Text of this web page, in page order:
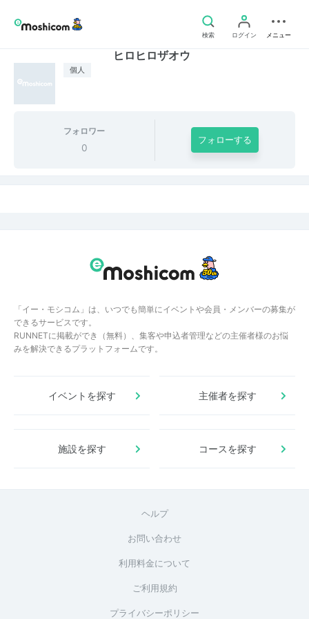
検索 ログイン メニュー
個人
ヒロヒロザオウ
フォロワー
0
フォローする
「イー・モシコム」は、いつでも簡単にイベントや会員・メンバーの募集が
できるサービスです。
RUNNETに掲載ができ（無料）、集客や申込者管理などの主催者様のお悩
みを解決できるプラットフォームです。
イベントを探す 主催者を探す
施設を探す コースを探す
ヘルプ
お問い合わせ
利用料金について
ご利用規約
プライバシーポリシー